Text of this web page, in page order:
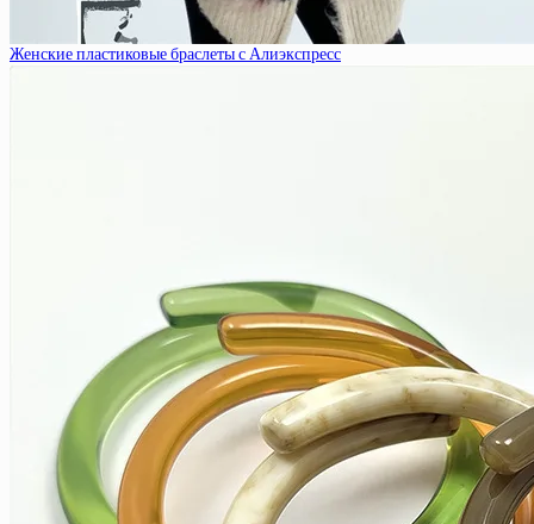
Женские пластиковые браслеты с Алиэкспресс